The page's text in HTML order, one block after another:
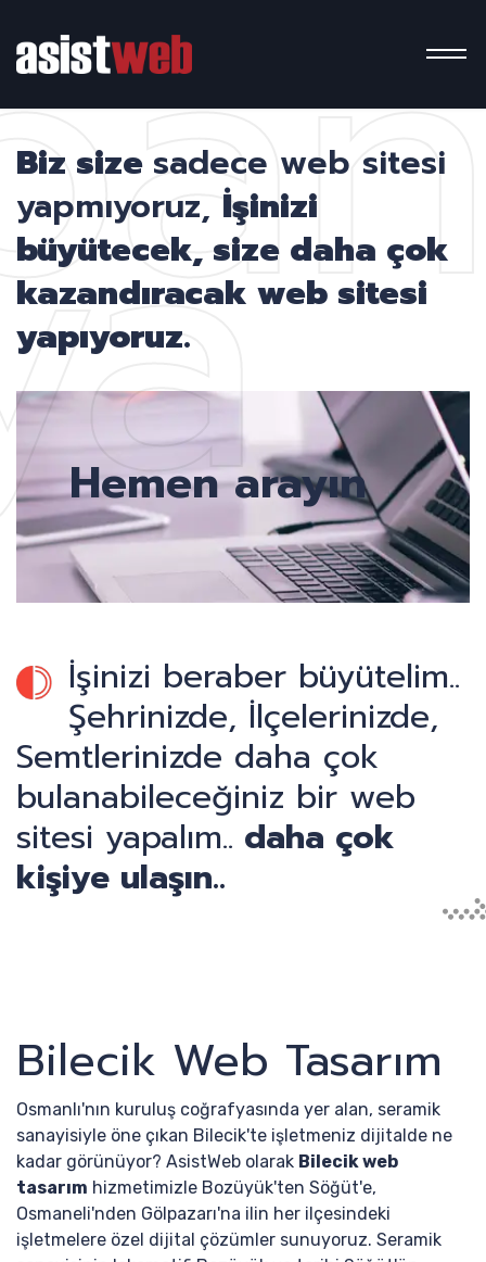
Biz size sadece web sitesi
yapmıyoruz, İşinizi
büyütecek, size daha çok
kazandıracak web sitesi
yapıyoruz.
Hemen arayın
İşinizi beraber büyütelim..
Şehrinizde, İlçelerinizde,
Semtlerinizde daha çok
bulanabileceğiniz bir web
sitesi yapalım.. daha çok
kişiye ulaşın..
Bilecik Web Tasarım
Osmanlı'nın kuruluş coğrafyasında yer alan, seramik
sanayisiyle öne çıkan Bilecik'te işletmeniz dijitalde ne
kadar görünüyor? AsistWeb olarak Bilecik web
tasarım hizmetimizle Bozüyük'ten Söğüt'e,
Osmaneli'nden Gölpazarı'na ilin her ilçesindeki
işletmelere özel dijital çözümler sunuyoruz. Seramik